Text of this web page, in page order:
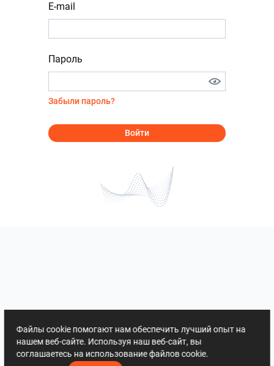
E-mail
Пароль
Забыли пароль?
Войти
Файлы cookie помогают нам обеспечить лучший опыт на
нашем веб-сайте. Используя наш веб-сайт, вы
соглашаетесь на использование файлов cookie.